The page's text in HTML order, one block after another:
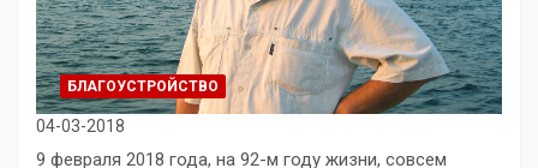
БЛАГОУСТРОЙСТВО
04-03-2018
9 февраля 2018 года, на 92-м году жизни, совсем